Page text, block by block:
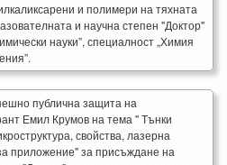
и полимери на тяхната
и научна степен "Доктор"
науки”, специалност „Химия
публична защита на
Емил Крумов на тема " Тънки
свойства, лазерна
приложение" за присъждане на